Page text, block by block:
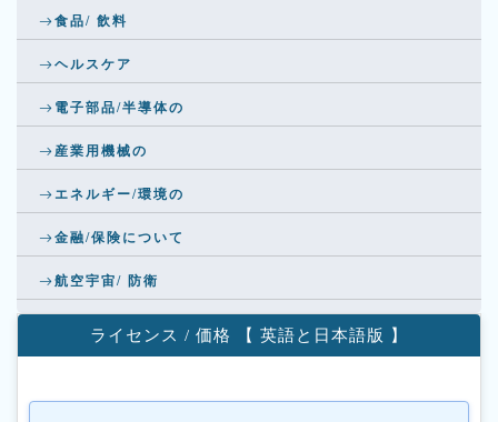
食品/ 飲料
ヘルスケア
電子部品/半導体の
産業用機械の
エネルギー/環境の
金融/保険について
航空宇宙/ 防衛
ライセンス / 価格 【 英語と日本語版 】